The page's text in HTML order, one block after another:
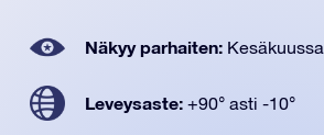
Näkyy parhaiten: Kesäkuussa
Leveysaste: +90° asti -10°